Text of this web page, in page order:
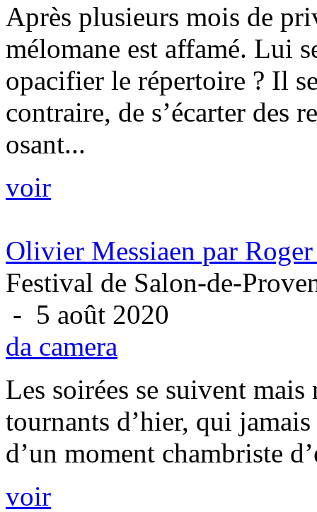
Après plusieurs mois de
mélomane est affamé. Lui
opacifier le répertoire ? Il
contraire, de s’écarter des
osant...
voir
Olivier Messiaen par
Festival de Salon-de-
- 5 août 2020
da camera
Les soirées se suivent mais
tournants d’hier, qui
d’un moment chambriste
voir